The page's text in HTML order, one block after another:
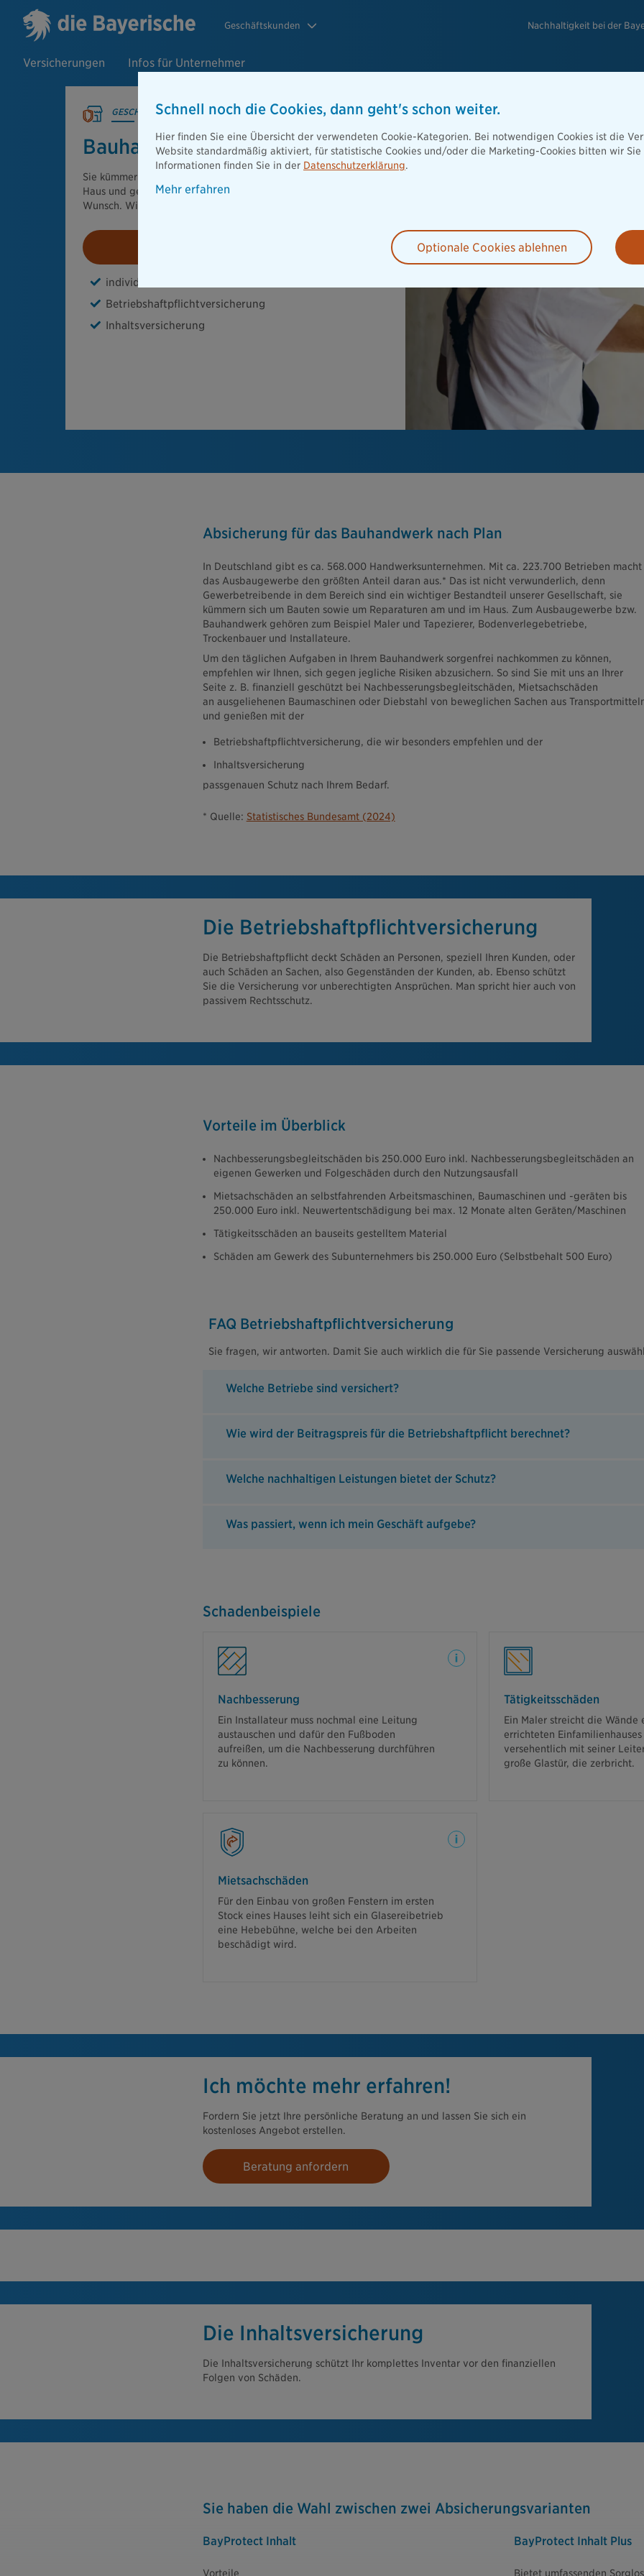
Geschäftskunden Nachhaltigkeit bei der
Versicherungen Infos für Unternehmer
GESCHÄFTSKUNDEN
Bauhandwerk
Sie kümmern sich um Bauten sowie um Reparaturen am und im
Haus und gestalten Bauvorhaben Ihrer Kunden ganz nach deren
Wunsch. Wir schützen Sie und Ihren Betrieb nach Ihrem Wunsch.
individueller Schutz
Betriebshaftpflichtversicherung
Inhaltsversicherung
Absicherung für das Bauhandwerk nach Plan
In Deutschland gibt es ca. 568.000 Handwerksunternehmen. Mit ca. 223.700 Betrieben macht
das Ausbaugewerbe den größten Anteil daran aus.* Das ist nicht verwunderlich, denn
Gewerbetreibende in dem Bereich sind ein wichtiger Bestandteil unserer Gesellschaft, sie
kümmern sich um Bauten sowie um Reparaturen am und im Haus. Zum Ausbaugewerbe bzw.
Bauhandwerk gehören zum Beispiel Maler und Tapezierer, Bodenverlegebetriebe,
Trockenbauer und Installateure.
Um den täglichen Aufgaben in Ihrem Bauhandwerk sorgenfrei nachkommen zu können,
empfehlen wir Ihnen, sich gegen jegliche Risiken abzusichern. So sind Sie mit uns an Ihrer
Seite z. B. finanziell geschützt bei Nachbesserungsbegleitschäden, Mietsachschäden
an ausgeliehenen Baumaschinen oder Diebstahl von beweglichen Sachen aus
und genießen mit der
Betriebshaftpflichtversicherung, die wir besonders empfehlen und der
Inhaltsversicherung
passgenauen Schutz nach Ihrem Bedarf.
* Quelle: Statistisches Bundesamt (2024)
Die Betriebshaftpflichtversicherung
Die Betriebshaftpflicht deckt Schäden an Personen, speziell Ihren Kunden, oder
auch Schäden an Sachen, also Gegenständen der Kunden, ab. Ebenso schützt
Sie die Versicherung vor unberechtigten Ansprüchen. Man spricht hier auch von
passivem Rechtsschutz.
Vorteile im Überblick
Nachbesserungsbegleitschäden bis 250.000 Euro inkl. Nachbesserungsbegleitschäden an
eigenen Gewerken und Folgeschäden durch den Nutzungsausfall
Mietsachschäden an selbstfahrenden Arbeitsmaschinen, Baumaschinen und -geräten bis
250.000 Euro inkl. Neuwertentschädigung bei max. 12 Monate alten Geräten/Maschinen
Tätigkeitsschäden an bauseits gestelltem Material
Schäden am Gewerk des Subunternehmers bis 250.000 Euro (Selbstbehalt 500 Euro)
FAQ Betriebshaftpflichtversicherung
Sie fragen, wir antworten. Damit Sie auch wirklich die für Sie passende Versicherung
Welche Betriebe sind versichert?
Wie wird der Beitragspreis für die Betriebshaftpflicht berechnet?
Welche nachhaltigen Leistungen bietet der Schutz?
Was passiert, wenn ich mein Geschäft aufgebe?
Schadenbeispiele
Nachbesserung
Ein Installateur muss nochmal eine Leitung
austauschen und dafür den Fußboden
aufreißen, um die Nachbesserung durchführen
zu können.
Die Kosten für das aufreißen und
Wiederverschließen des Fußbodens und
Schäden wie Mietausfall, die durch die
Nachbesserung verursacht wurden, werden von
Tätigkeitsschäden
Ein Maler streicht die Wände
errichteten
versehentlich mit seiner
große Glastür, die zerbricht.
Wir springen ein und
eine neue Tür mit
Mietsachschäden
Für den Einbau von großen Fenstern im ersten
Stock eines Hauses leiht sich ein Glasereibetrieb
eine Hebebühne, welche bei den Arbeiten
beschädigt wird.
Wir übernehmen die Kosten für die Reparatur
der Hebebühne.
Ich möchte mehr erfahren!
Fordern Sie jetzt Ihre persönliche Beratung an und lassen Sie sich ein
kostenloses Angebot erstellen.
Beratung anfordern
Die Inhaltsversicherung
Die Inhaltsversicherung schützt Ihr komplettes Inventar vor den finanziellen
Folgen von Schäden.
Sie haben die Wahl zwischen zwei Absicherungsvarianten
BayProtect Inhalt
Vorteile
BayProtect Inhalt Plus
Bietet umfassenden
Schnell noch die Cookies, dann geht's schon weiter.
Hier finden Sie eine Übersicht der verwendeten Cookie-Kategorien. Bei notwendigen Cookies ist die
Website standardmäßig aktiviert, für statistische Cookies und/oder die Marketing-Cookies bitten wir
Informationen finden Sie in der Datenschutzerklärung.
Mehr erfahren
Optionale Cookies ablehnen